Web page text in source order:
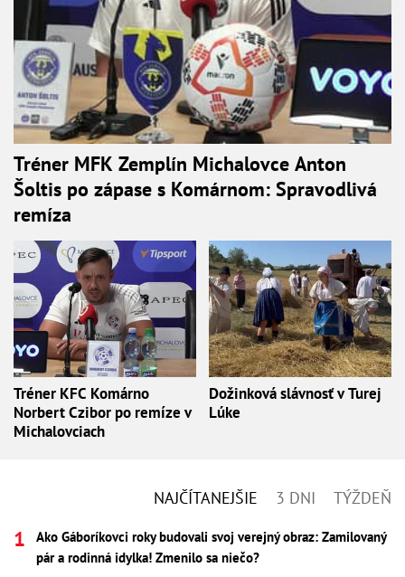
Tréner MFK Zemplín Michalovce Anton
Šoltis po zápase s Komárnom: Spravodlivá
remíza
Tréner KFC Komárno
Norbert Czibor po remíze v
Michalovciach
Dožinková slávnosť v Turej
Lúke
NAJČÍTANEJŠIE 3 DNI TÝŽDEŇ
Ako Gáboríkovci roky budovali svoj verejný obraz: Zamilovaný
pár a rodinná idylka! Zmenilo sa niečo?